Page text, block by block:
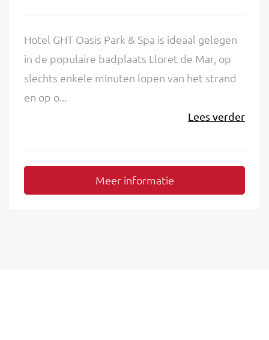
Hotel GHT Oasis Park & Spa is ideaal gelegen
in de populaire badplaats Lloret de Mar, op
slechts enkele minuten lopen van het strand
en op o...
Lees verder
Meer informatie